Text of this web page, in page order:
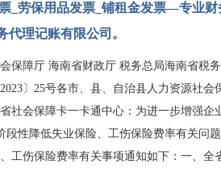
_劳保用品发票_铺租金发票—专业
记账有限公司。
保障厅 海南省财政厅 税务总局海南省税
号各市、县、自治县人力资源社会保
省社会保障卡一卡通中心：为进一步增强
性降低失业保险、工伤保险费率有关
、工伤保险费率有关事项通知如下：一